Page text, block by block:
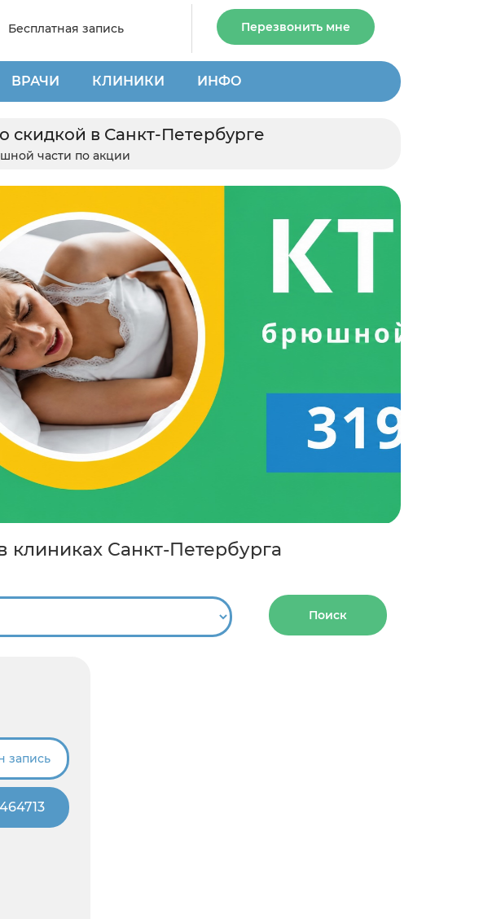
Бесплатная запись Перезвонить мне
ВРАЧИ КЛИНИКИ ИНФО
в Санкт-Петербурге
части по акции
Санкт-Петербурга
Поиск
запись